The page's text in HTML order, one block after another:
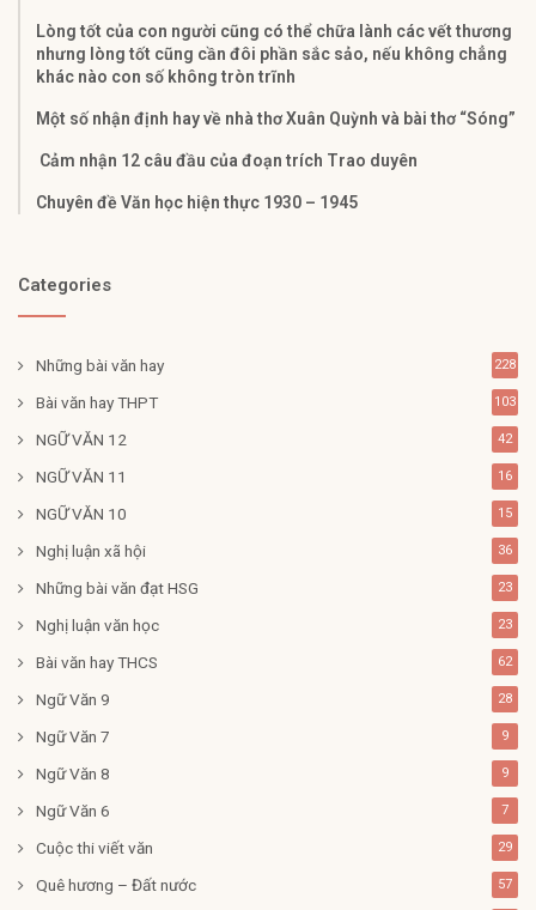
Lòng tốt của con người cũng có thể chữa lành các vết thương
nhưng lòng tốt cũng cần đôi phần sắc sảo, nếu không chẳng
khác nào con số không tròn trĩnh
Một số nhận định hay về nhà thơ Xuân Quỳnh và bài thơ “Sóng”
Cảm nhận 12 câu đầu của đoạn trích Trao duyên
Chuyên đề Văn học hiện thực 1930 – 1945
Categories
Những bài văn hay 228
Bài văn hay THPT 103
NGỮ VĂN 12 42
NGỮ VĂN 11 16
NGỮ VĂN 10 15
Nghị luận xã hội 36
Những bài văn đạt HSG 23
Nghị luận văn học 23
Bài văn hay THCS 62
Ngữ Văn 9 28
Ngữ Văn 7 9
Ngữ Văn 8 9
Ngữ Văn 6 7
Cuộc thi viết văn 29
Quê hương – Đất nước 57